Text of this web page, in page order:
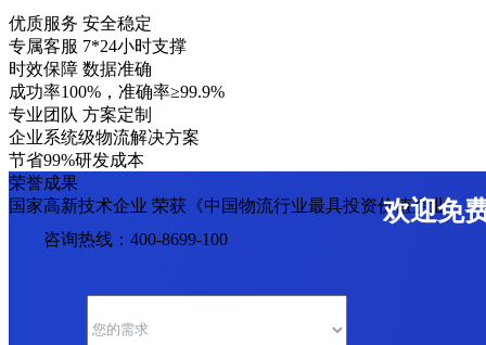
优质服务 安全稳定
专属客服 7*24小时支撑
时效保障 数据准确
成功率100%，准确率≥99.9%
专业团队 方案定制
企业系统级物流解决方案
节省99%研发成本
荣誉成果
国家高新技术企业 荣获《中国物流行业最具投资价值企业》
欢迎免
咨询热线：400-8699-100